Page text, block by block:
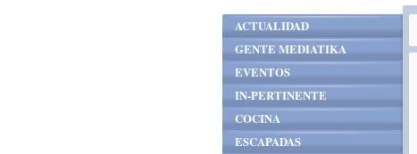
ACTUALIDAD
GENTE MEDIATIKA
EVENTOS
IN-PERTINENTE
COCINA
ESCAPADAS